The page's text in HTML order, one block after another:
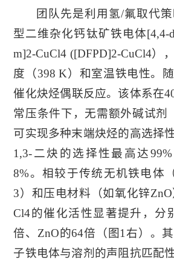
团队先是利用氢/氟取代
型二维杂化钙钛矿铁电体[4,4-
m]2-CuCl4 ([DFPD]2-CuCl4）
度（398 K）和室温铁电性。
催化炔烃偶联反应。该体系在
常压条件下，无需额外碱试剂
可实现多种末端炔烃的高选择
1,3-二炔的选择性最高达
8%。相较于传统无机铁电体
3）和压电材料（如氧化锌
Cl4的催化活性显著提升，分
倍、ZnO的64倍（图1右）。
子铁电体与溶剂的声阻抗匹配